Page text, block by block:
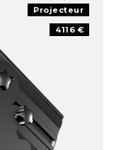
Projecteur
4116 €